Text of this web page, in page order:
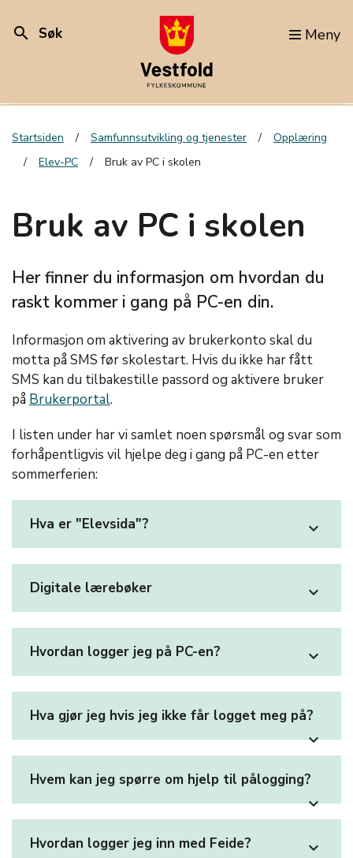
search Søk Meny
Startsiden Samfunnsutvikling og tjenester
Opplæring
Elev-PC
Bruk av PC i skolen
Bruk av PC i skolen
Her finner du informasjon om hvordan du
raskt kommer i gang på PC-en din.
Informasjon om aktivering av brukerkonto skal du
motta på SMS før skolestart. Hvis du ikke har fått
SMS kan du tilbakestille passord og aktivere bruker
på Brukerportal.
I listen under har vi samlet noen spørsmål og svar som
forhåpentligvis vil hjelpe deg i gang på PC-en etter
sommerferien:
Hva er "Elevsida"? expand_more
Digitale lærebøker expand_more
Hvordan logger jeg på PC-en? expand_more
Hva gjør jeg hvis jeg ikke får logget meg på?
expand_more
Hvem kan jeg spørre om hjelp til pålogging?
expand_more
Hvordan logger jeg inn med Feide? expand_more